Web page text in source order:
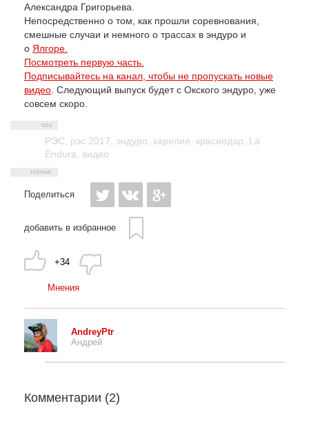
Александра Григорьева.
Непосредственно о том, как прошли соревнования,
смешные случаи и немного о трассах в эндуро и
о Ялгоре.
Посмотреть первую часть.
Подписывайтесь на канал, чтобы не пропускать новые
видео . Следующий выпуск будет с Окского эндуро, уже
совсем скоро.
РЭС рэс 2017 эндуро карелия краснодар
La
Endura
видео
Поделиться
добавить в избранное
+34
Мнения
AndreyPtr
Андрей
Комментарии (2)